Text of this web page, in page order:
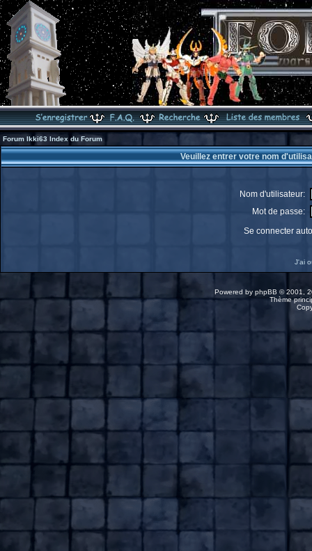
Forum Ikki63 Index du Forum
Veuillez entrer votre nom
Nom d'utilisateur:
Mot de passe:
Se connecter
J'ai
Powered by phpBB © 2001,
Thème